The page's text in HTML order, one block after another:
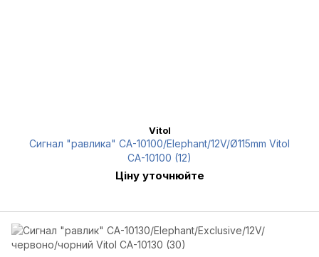
Vitol
Сигнал "равлика" СА-10100/Еlephant/12V/Ø115mm Vitol
СА-10100 (12)
Ціну уточнюйте